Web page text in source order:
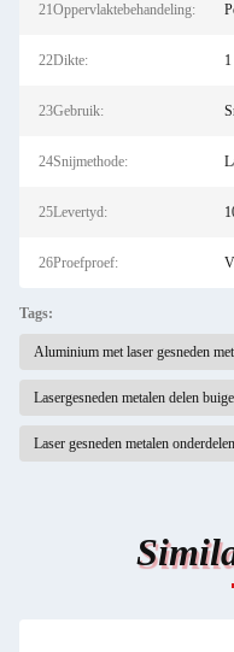
21Oppervlaktebehandeling:
22Dikte:
23Gebruik:
24Snijmethode:
25Levertyd:
26Proefproef:
Tags:
Aluminium met laser gesneden
Lasergesneden metalen delen
Laser gesneden metalen